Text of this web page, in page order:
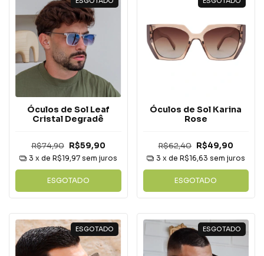
Óculos de Sol Leaf
Cristal Degradê
R$74,90 R$59,90
3 x de R$19,97 sem juros
ESGOTADO
Óculos de Sol Karina
Rose
R$62,40 R$49,90
3 x de R$16,63 sem juros
ESGOTADO
ESGOTADO ESGOTADO